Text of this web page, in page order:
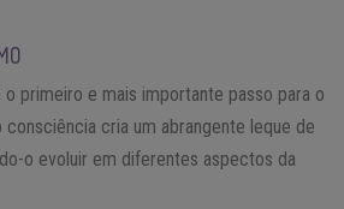
primeiro e mais importante passo para o
consciência cria um abrangente leque de
o evoluir em diferentes aspectos da